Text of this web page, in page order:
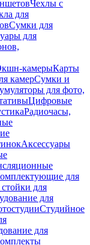
Чехлы с
для
Сумки для
для
камерыКарты
камерСумки и
для фото,
Цифровые
Радиочасы,
Аксессуары
для
для
для
Студийное
для